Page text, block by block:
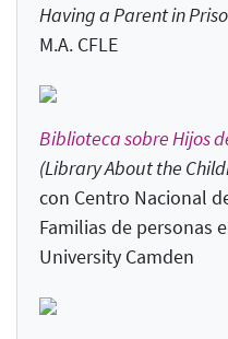
Having a Parent in
M.A. CFLE
Biblioteca sobre Hijos
(Library About the
con Centro Nacional
Familias de personas
University Camden